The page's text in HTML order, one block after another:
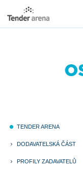
fiber_manual_record TENDER ARENA
keyboard_arrow_right DODAVATELSKÁ ČÁST
keyboard_arrow_right PROFILY ZADAVATELŮ